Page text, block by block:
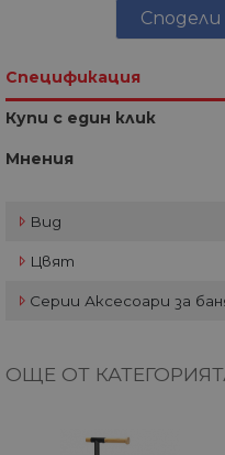
Сподели
Спецификация
Купи с един клик
Мнения
Вид
Цвят
Серии Аксесоари за
ОЩЕ ОТ